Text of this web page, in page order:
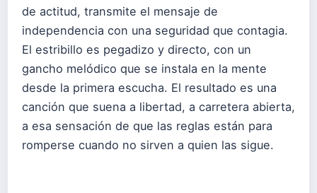
de actitud, transmite el mensaje de
independencia con una seguridad que contagia.
El estribillo es pegadizo y directo, con un
gancho melódico que se instala en la mente
desde la primera escucha. El resultado es una
canción que suena a libertad, a carretera abierta,
a esa sensación de que las reglas están para
romperse cuando no sirven a quien las sigue.